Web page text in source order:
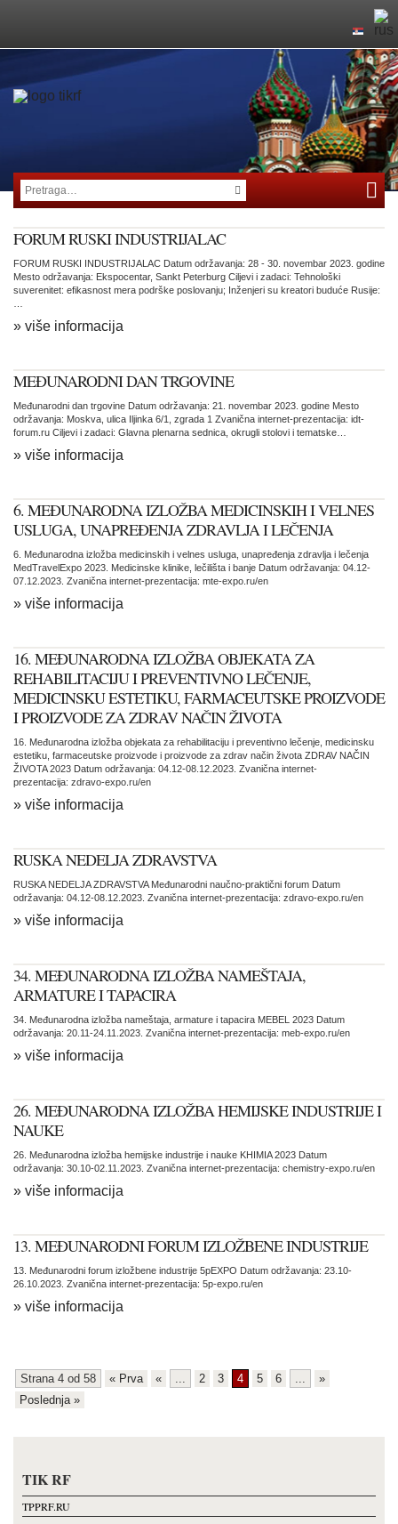
FORUM RUSKI INDUSTRIJALAC
FORUM RUSKI INDUSTRIJALAC Datum održavanja: 28 - 30. novembar 2023. godine
Mesto održavanja: Ekspocentar, Sankt Peterburg Ciljevi i zadaci: Tehnološki
suverenitet: efikasnost mera podrške poslovanju; Inženjeri su kreatori buduće Rusije:
» više informacija
MEĐUNARODNI DAN TRGOVINE
Međunarodni dan trgovine Datum održavanja: 21. novembar 2023. godine Mesto
održavanja: Moskva, ulica Iljinka 6/1, zgrada 1 Zvanična internet-prezentacija: idt-
forum.ru Ciljevi i zadaci: Glavna plenarna sednica, okrugli stolovi i tematske…
» više informacija
6. MEĐUNARODNA IZLOŽBA MEDICINSKIH I VELNES
USLUGA, UNAPREĐENJA ZDRAVLJA I LEČENJA
6. Međunarodna izložba medicinskih i velnes usluga, unapređenja zdravlja i lečenja
MedTravelExpo 2023. Medicinske klinike, lečilišta i banje Datum održavanja: 04.12-
07.12.2023. Zvanična internet-prezentacija: mte-expo.ru/en
» više informacija
16. MEĐUNARODNA IZLOŽBA OBJEKATA ZA
REHABILITACIJU I PREVENTIVNO LEČENJE,
MEDICINSKU ESTETIKU, FARMACEUTSKE PROIZVODE
I PROIZVODE ZA ZDRAV NAČIN ŽIVOTA
16. Međunarodna izložba objekata za rehabilitaciju i preventivno lečenje, medicinsku
estetiku, farmaceutske proizvode i proizvode za zdrav način života ZDRAV NAČIN
ŽIVOTA 2023 Datum održavanja: 04.12-08.12.2023. Zvanična internet-
prezentacija: zdravo-expo.ru/en
» više informacija
RUSKA NEDELJA ZDRAVSTVA
RUSKA NEDELJA ZDRAVSTVA Međunarodni naučno-praktični forum Datum
održavanja: 04.12-08.12.2023. Zvanična internet-prezentacija: zdravo-expo.ru/en
» više informacija
34. MEĐUNARODNA IZLOŽBA NAMEŠTAJA,
ARMATURE I TAPACIRA
34. Međunarodna izložba nameštaja, armature i tapacira MEBEL 2023 Datum
održavanja: 20.11-24.11.2023. Zvanična internet-prezentacija: meb-expo.ru/en
» više informacija
26. MEĐUNARODNA IZLOŽBA HEMIJSKE INDUSTRIJE I
NAUKE
26. Međunarodna izložba hemijske industrije i nauke KHIMIA 2023 Datum
održavanja: 30.10-02.11.2023. Zvanična internet-prezentacija: chemistry-expo.ru/en
» više informacija
13. MEĐUNARODNI FORUM IZLOŽBENE INDUSTRIJE
13. Međunarodni forum izložbene industrije 5pEXPO Datum održavanja: 23.10-
26.10.2023. Zvanična internet-prezentacija: 5p-expo.ru/en
» više informacija
Strana 4 od 58 « Prva « ... 2 3 4 5 6 ...
»
Poslednja »
TIK RF
TPPRF.RU